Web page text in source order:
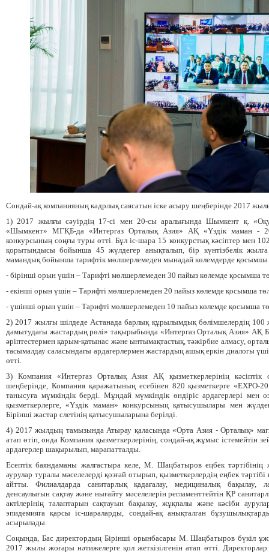
Сондай-ақ компанияның кадрлық саясатын іске асыру шеңберінде 2017
1) 2017 жылғы сәуірдің 17-сі мен 20-сы аралығында Шымкент қ.
«Шымкент» МГҚБ-да «Интергаз Орталық Азия» АҚ «Үздік маман -
конкурсының соңғы туры өтті. Бұл іс-шара 15 конкурстық кәсіптер мен
қорытындысы бойынша 45 жүлдегер анықталып, бір күнтізбелік
мамандық бойынша тарифтік мөлшерлемеден мынадай көлемдерде қосымша
- бірінші орын үшін – Тарифті мөлшерлемеден 30 пайыз көлемде қосымша
- екінші орын үшін – Тарифті мөлшерлемеден 20 пайыз көлемде қосымша
- үшінші орын үшін – Тарифті мөлшерлемеден 10 пайыз көлемде қосымша
2) 2017 жылғы шілдеде Астанада барлық құрылымдық бөлімшелердің 100
дамытудағы жастардың рөлі» тақырыбында «Интергаз Орталық Азия» АҚ
әріптестермен қарым-қатынас және ынтымақтастық, тәжірбие алмасу,
тасымалдау саласындағы ардагерлермен жастардың ашық еркін диалогы
өтті.
3) Компания «Интергаз Орталық Азия АҚ қызметкерлерінің кәсіптік
шеңберінде, Компания қаражатының есебінен 820 қызметкерге «EXPO-
танысуға мүмкіндік берді. Мұндай мүмкіндік өндіріс ардагерлері мен
қызметкерлерге, «Үздік маман» конкурсының қатысушылары мен
Бірінші жастар слетінің қатысушыларына берілді.
4) 2017 жылдың тамызында Атырау қаласында «Орта Азия - Орталық»
атап өтіп, онда Компания қызметкерлерінің, сондай-ақ жұмыс істемейтін
ардагерлер шақырылып, марапатталды.
Есептік баяндаманы жалғастыра келе, М. Шаңбатыров еңбек тәртібінің
аурулар туралы мәселелерді қозғай отырып, қызметкерлердің еңбек
айтты. Филиалдарда санитарлық қадағалау, медициналық бақылау,
денсаулығын сақтау және нығайту мәселелерін регламенттейтін ҚР
актілерінің талаптарын сақтауын бақылау, жұқпалы және кәсіби
эпидемияға қарсы іс-шараларды, сондай-ақ анықталған
асырылады.
Соңында, Бас директордың Бірінші орынбасары М. Шаңбатыров бүкіл
2017 жылы жоғары нәтижелерге қол жеткізілгенін атап өтті.